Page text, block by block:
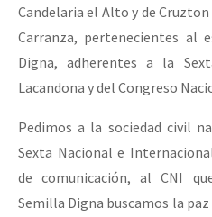
Candelaria el Alto y de
Carranza, pertenecientes al
Digna, adherentes a la
Lacandona y del Congreso
Pedimos a la sociedad civil
Sexta Nacional e
de comunicación, al CNI
Semilla Digna buscamos la